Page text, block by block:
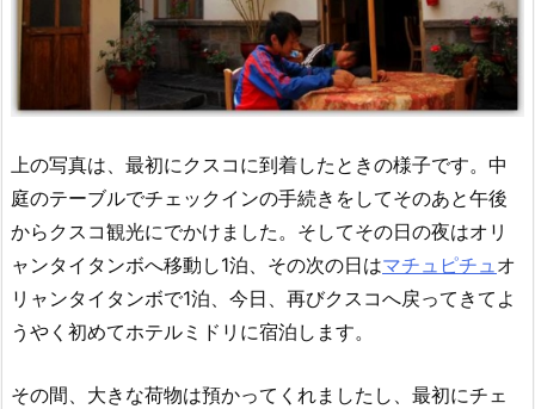
上の写真は、最初にクスコに到着したときの様子です。中
庭のテーブルでチェックインの手続きをしてそのあと午後
からクスコ観光にでかけました。そしてその日の夜はオリ
ャンタイタンボへ移動し1泊、その次の日はマチュピチュ オ
リャンタイタンボで1泊、今日、再びクスコへ戻ってきてよ
うやく初めてホテルミドリに宿泊します。
その間、大きな荷物は預かってくれましたし、最初にチェ